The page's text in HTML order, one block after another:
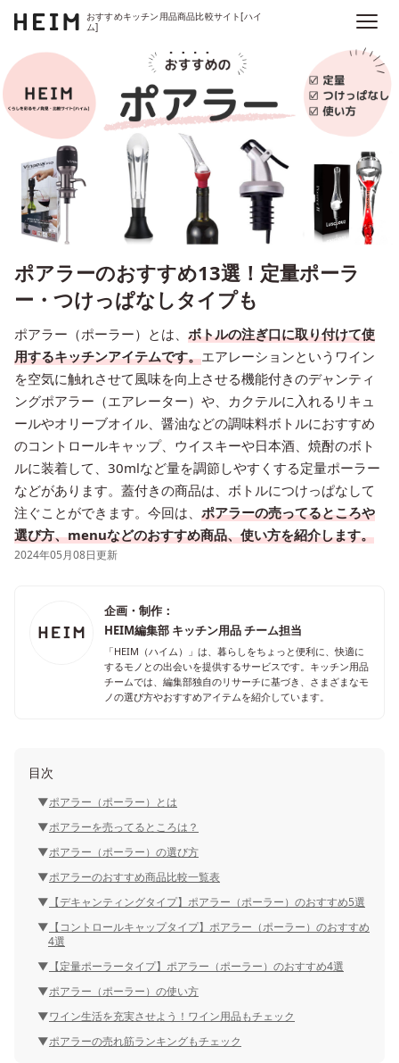
おすすめキッチン用品商品比較サイト[ハイ
ム]
ポアラーのおすすめ13選！定量ポーラ
ー・つけっぱなしタイプも
ポアラー（ポーラー）とは、 ボトルの注ぎ口に取り付けて使
用するキッチンアイテムです。エアレーションというワイン
を空気に触れさせて風味を向上させる機能付きのデャンティ
ングポアラー（エアレーター）や、カクテルに入れるリキュ
ールやオリーブオイル、醤油などの調味料ボトルにおすすめ
のコントロールキャップ、ウイスキーや日本酒、焼酎のボト
ルに装着して、30mlなど量を調節しやすくする定量ポーラー
などがあります。蓋付きの商品は、ボトルにつけっぱなして
注ぐことができます。今回は、 ポアラーの売ってるところや
選び方、menuなどのおすすめ商品、使い方を紹介します。
2024年05月08日更新
企画・制作：
HEIM編集部 キッチン用品 チーム担当
「HEIM（ハイム）」は、暮らしをちょっと便利に、快適に
するモノとの出会いを提供するサービスです。キッチン用品
チームでは、編集部独自のリサーチに基づき、さまざまなモ
ノの選び方やおすすめアイテムを紹介しています。
目次
ポアラー（ポーラー）とは
ポアラーを売ってるところは？
ポアラー（ポーラー）の選び方
ポアラーのおすすめ商品比較一覧表
【デキャンティングタイプ】ポアラー（ポーラー）のおすすめ5選
【コントロールキャップタイプ】ポアラー（ポーラー）のおすすめ
4選
【定量ポーラータイプ】ポアラー（ポーラー）のおすすめ4選
ポアラー（ポーラー）の使い方
ワイン生活を充実させよう！ワイン用品もチェック
ポアラーの売れ筋ランキングもチェック